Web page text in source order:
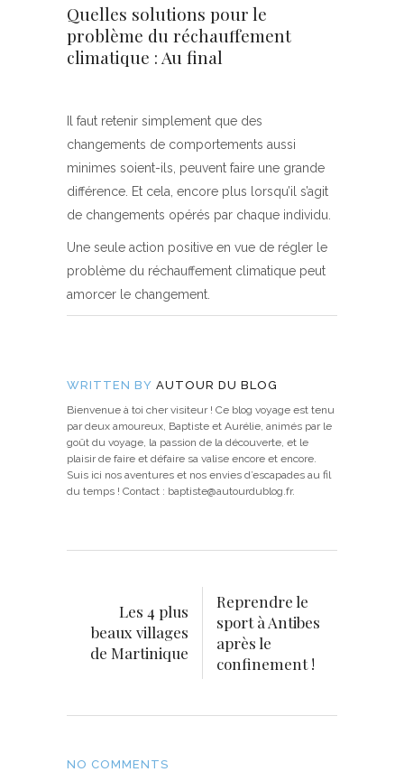
Quelles solutions pour le
problème du réchauffement
climatique : Au final
Il faut retenir simplement que des
changements de comportements aussi
minimes soient-ils, peuvent faire une grande
différence. Et cela, encore plus lorsqu’il s’agit
de changements opérés par chaque individu.
Une seule action positive en vue de régler le
problème du réchauffement climatique peut
amorcer le changement.
WRITTEN BY AUTOUR DU BLOG
Bienvenue à toi cher visiteur ! Ce blog voyage est tenu
par deux amoureux, Baptiste et Aurélie, animés par le
goût du voyage, la passion de la découverte, et le
plaisir de faire et défaire sa valise encore et encore.
Suis ici nos aventures et nos envies d’escapades au fil
du temps ! Contact : baptiste@autourdublog.fr.
Les 4 plus
beaux villages
de Martinique
Reprendre le
sport à Antibes
après le
confinement !
NO COMMENTS